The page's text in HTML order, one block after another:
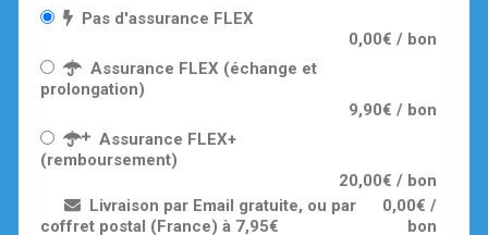
Pas d'assurance FLEX
0,00€ / bon
Assurance FLEX (échange et
prolongation)
9,90€ / bon
Assurance FLEX+
(remboursement)
20,00€ / bon
Livraison par Email gratuite, ou par
coffret postal (France) à 7,95€
0,00€ /
bon